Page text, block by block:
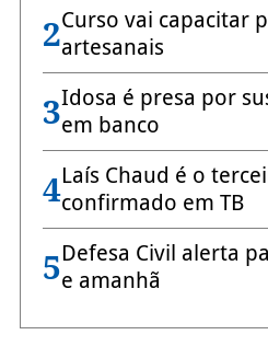
2Curso vai capacitar
artesanais
3Idosa é presa por
em banco
4Laís Chaud é o
confirmado em TB
5Defesa Civil alerta
e amanhã